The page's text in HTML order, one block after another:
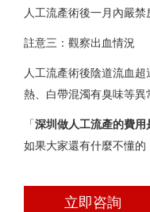
人工流產術後一月內嚴禁
註意三：觀察出血情況
人工流產術後陰道流血超
熱、白帶混濁有臭味等異
「 深圳做人工流產的費用
如果大家還有什麼不懂的
立即咨詢